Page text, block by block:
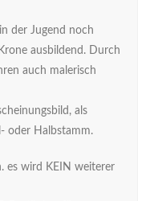
der Jugend noch
ausbildend. Durch
auch malerisch
als
oder Halbstamm.
es wird KEIN weiterer